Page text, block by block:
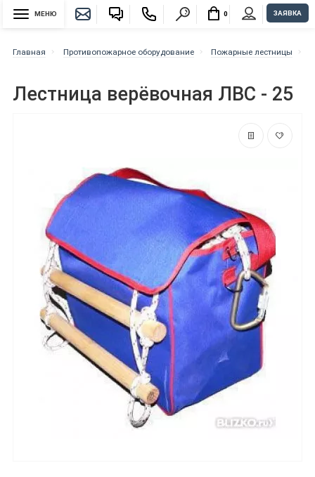
МЕНЮ 0 ЗАЯВКА
Главная Противопожарное оборудование Пожарные лестницы
Лестница верёвочная ЛВС - 25